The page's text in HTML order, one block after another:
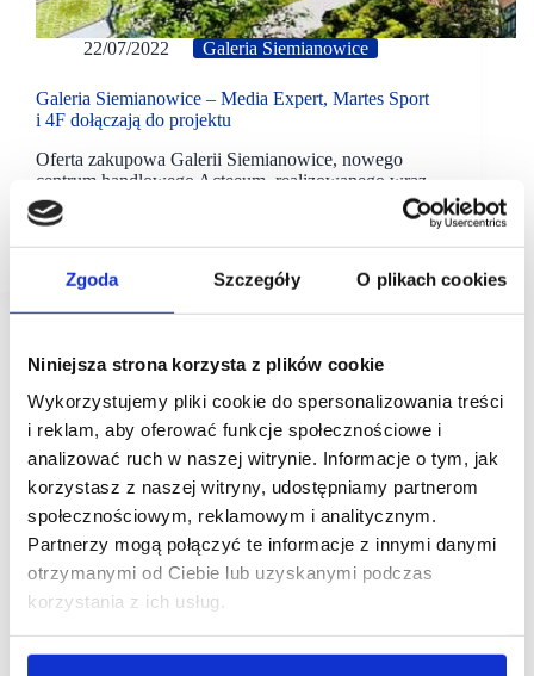
Zgoda Szczegóły O plikach cookies
Niniejsza strona korzysta z plików cookie
Wykorzystujemy pliki cookie do spersonalizowania treści
i reklam, aby oferować funkcje społecznościowe i
analizować ruch w naszej witrynie. Informacje o tym, jak
korzystasz z naszej witryny, udostępniamy partnerom
społecznościowym, reklamowym i analitycznym.
Partnerzy mogą połączyć te informacje z innymi danymi
otrzymanymi od Ciebie lub uzyskanymi podczas
korzystania z ich usług.
22/07/2022 Galeria Siemianowice
Galeria Siemianowice – Media Expert, Martes Sport
i 4F dołączają do projektu
Oferta zakupowa Galerii Siemianowice, nowego
centrum handlowego Acteeum, realizowanego wraz
z Falcon Investment Management, wzbogaciła się
o kolejne marki. Dzięki podpisanym nowym
umowom najmu, marki Media Expert,…